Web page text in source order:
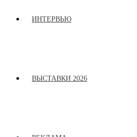
ИНТЕРВЬЮ
ВЫСТАВКИ 2026